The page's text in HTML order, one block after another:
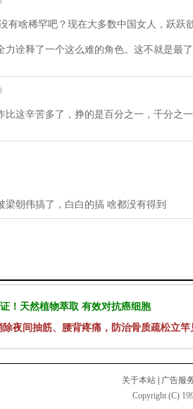
有啥稀罕吧？现在大多数中国女人，跃跃
力诠释了一个这么难的角色。这不就是
比这辛苦多了，挣的是百分之一，千分之
朝伟搞了，白白的搞 啥都没有得到
！天然植物萃取 有效对抗癌细胞
夜间抽筋、腰背疼痛，防治骨质疏松立竿
关于本站
广告服
Copyright (C)